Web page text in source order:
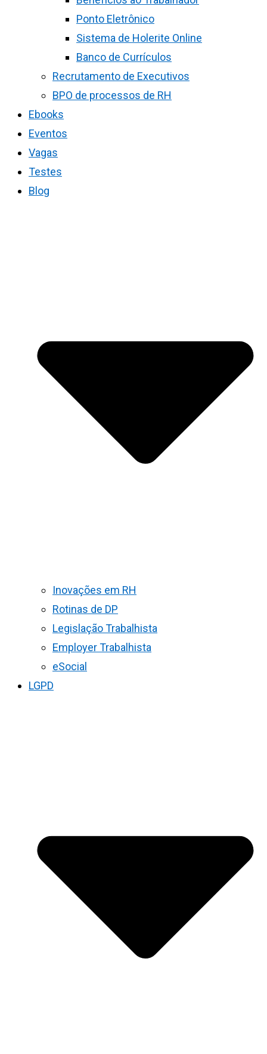
Ponto Eletrônico
Sistema de Holerite Online
Banco de Currículos
Recrutamento de Executivos
BPO de processos de RH
Ebooks
Eventos
Vagas
Testes
Blog
Inovações em RH
Rotinas de DP
Legislação Trabalhista
Employer Trabalhista
eSocial
LGPD